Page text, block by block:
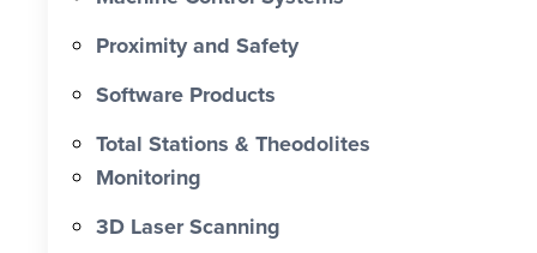
Proximity and Safety
Software Products
Total Stations & Theodolites
Monitoring
3D Laser Scanning